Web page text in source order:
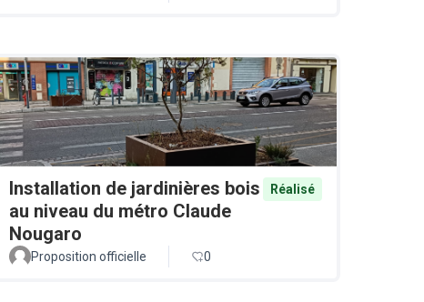
Installation de jardinières bois
au niveau du métro Claude
Nougaro
Réalisé
Proposition officielle 0